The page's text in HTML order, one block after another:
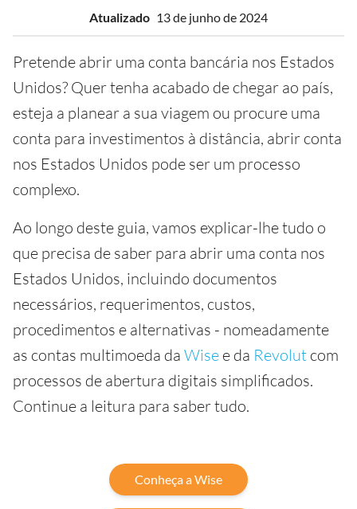
Atualizado 13 de junho de 2024
Pretende abrir uma conta bancária nos Estados
Unidos? Quer tenha acabado de chegar ao país,
esteja a planear a sua viagem ou procure uma
conta para investimentos à distância, abrir conta
nos Estados Unidos pode ser um processo
complexo.
Ao longo deste guia, vamos explicar-lhe tudo o
que precisa de saber para abrir uma conta nos
Estados Unidos, incluindo documentos
necessários, requerimentos, custos,
procedimentos e alternativas - nomeadamente
as contas multimoeda da Wise e da Revolut com
processos de abertura digitais simplificados.
Continue a leitura para saber tudo.
Conheça a Wise